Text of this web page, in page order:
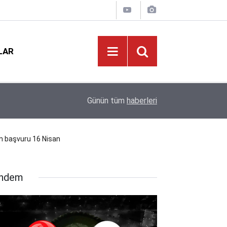
MEB'den Öğretmenlere Yoğun Seminer
Günün tüm haberleri
başvuru 16 Nisan